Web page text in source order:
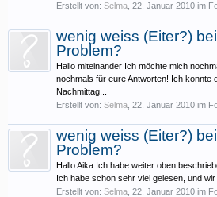
Erstellt von: Selma 22. Januar 2010 im
wenig weiss (Eiter?)
Problem?
Hallo miteinander Ich möchte mich
nochmals für eure Antworten! Ich konnte
Nachmittag...
Erstellt von: Selma 22. Januar 2010 im
wenig weiss (Eiter?)
Problem?
Hallo Aika Ich habe weiter oben
Ich habe schon sehr viel gelesen, und wir
Erstellt von: Selma 22. Januar 2010 im